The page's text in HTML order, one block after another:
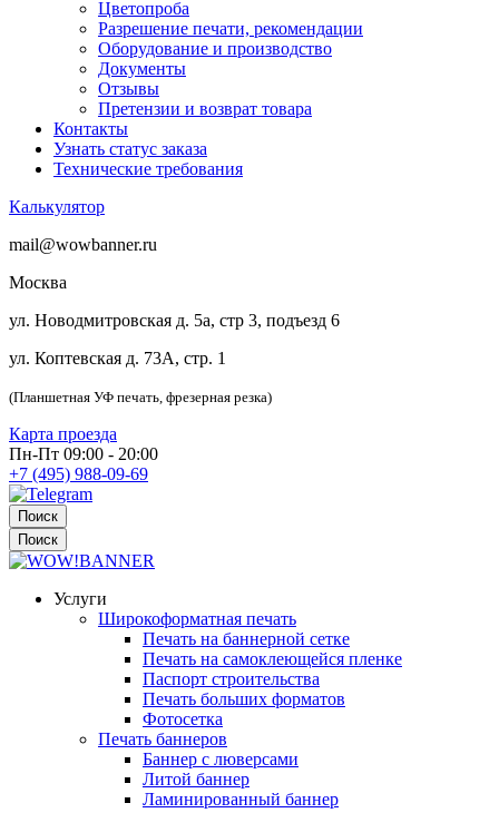
Цветопроба
Разрешение печати, рекомендации
Оборудование и производство
Документы
Отзывы
Претензии и возврат товара
Контакты
Узнать статус заказа
Технические требования
Калькулятор
mail@wowbanner.ru
Москва
ул. Новодмитровская д. 5а, стр 3, подъезд 6
ул. Коптевская д. 73А, стр. 1
(Планшетная УФ печать, фрезерная резка)
Карта проезда
Пн-Пт 09:00 - 20:00
+7 (495) 988-09-69
Поиск
Поиск
Услуги
Широкоформатная печать
Печать на баннерной сетке
Печать на самоклеющейся пленке
Паспорт строительства
Печать больших форматов
Фотосетка
Печать баннеров
Баннер с люверсами
Литой баннер
Ламинированный баннер